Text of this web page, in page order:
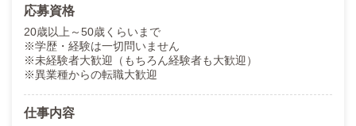
応募資格
20歳以上～50歳くらいまで
※学歴・経験は一切問いません
※未経験者大歓迎（もちろん経験者も大歓迎）
※異業種からの転職大歓迎
仕事内容